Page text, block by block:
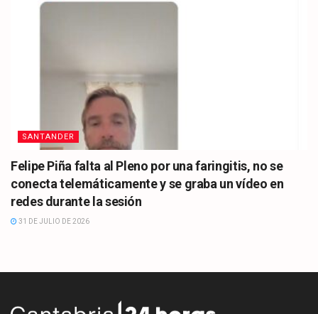
SANTANDER
Felipe Piña falta al Pleno por una faringitis, no se
conecta telemáticamente y se graba un vídeo en
redes durante la sesión
31 DE JULIO DE 2026